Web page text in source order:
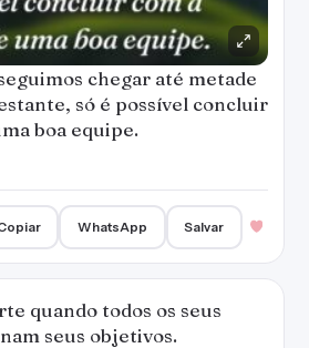
chegar até metade
só é possível concluir
boa equipe.
WhatsApp Salvar
quando todos os seus
seus objetivos.